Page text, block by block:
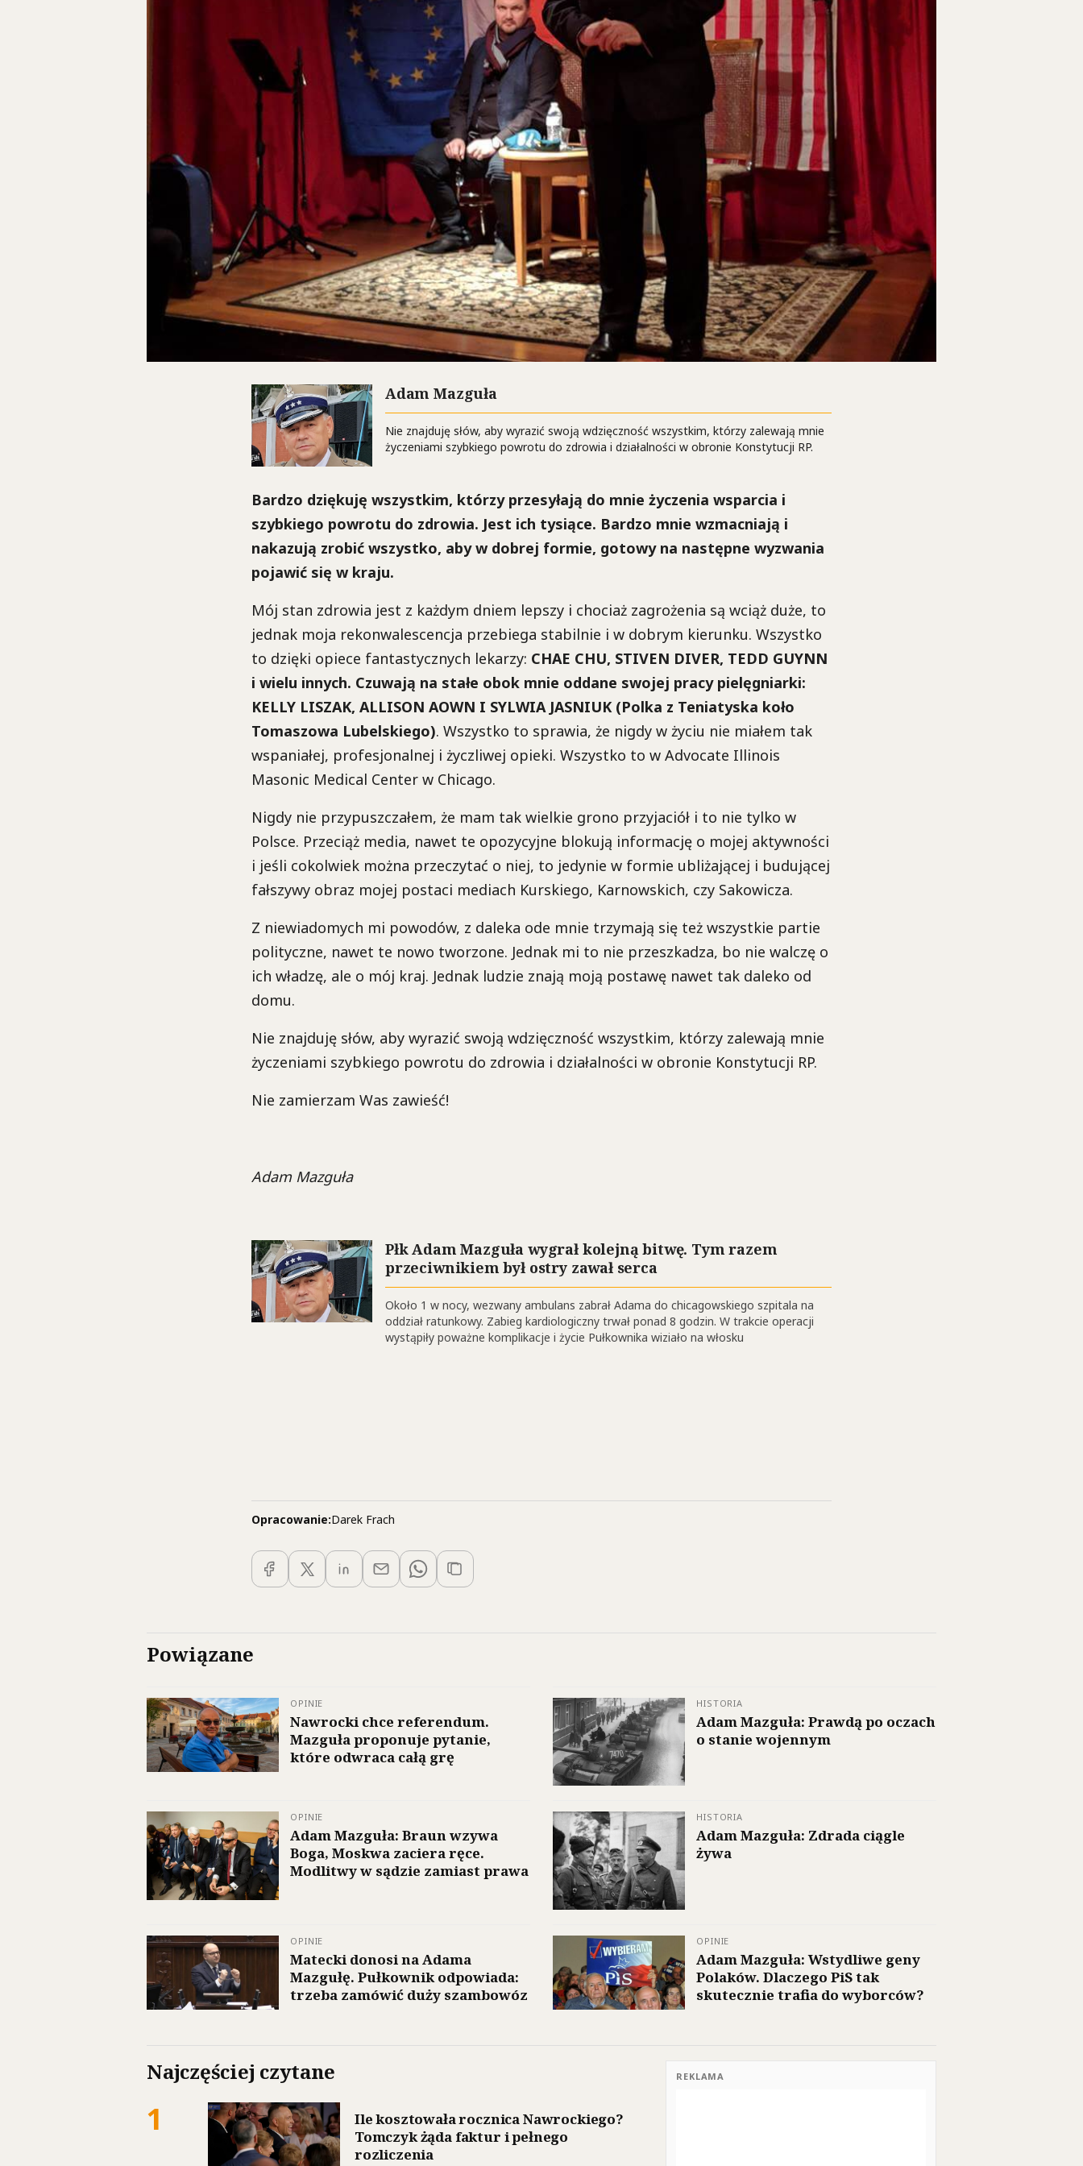
Adam Mazguła
Nie znajduję słów, aby wyrazić swoją wdzięczność wszystkim, którzy zalewają mnie
życzeniami szybkiego powrotu do zdrowia i działalności w obronie Konstytucji RP.
Bardzo dziękuję wszystkim, którzy przesyłają do mnie życzenia wsparcia i
szybkiego powrotu do zdrowia. Jest ich tysiące. Bardzo mnie wzmacniają i
nakazują zrobić wszystko, aby w dobrej formie, gotowy na następne wyzwania
pojawić się w kraju.
Mój stan zdrowia jest z każdym dniem lepszy i chociaż zagrożenia są wciąż duże, to
jednak moja rekonwalescencja przebiega stabilnie i w dobrym kierunku. Wszystko
to dzięki opiece fantastycznych lekarzy: CHAE CHU, STIVEN DIVER, TEDD GUYNN
i wielu innych. Czuwają na stałe obok mnie oddane swojej pracy pielęgniarki:
KELLY LISZAK, ALLISON AOWN I SYLWIA JASNIUK (Polka z Teniatyska koło
Tomaszowa Lubelskiego). Wszystko to sprawia, że nigdy w życiu nie miałem tak
wspaniałej, profesjonalnej i życzliwej opieki. Wszystko to w Advocate Illinois
Masonic Medical Center w Chicago.
Nigdy nie przypuszczałem, że mam tak wielkie grono przyjaciół i to nie tylko w
Polsce. Przeciąż media, nawet te opozycyjne blokują informację o mojej aktywności
i jeśli cokolwiek można przeczytać o niej, to jedynie w formie ubliżającej i budującej
fałszywy obraz mojej postaci mediach Kurskiego, Karnowskich, czy Sakowicza.
Z niewiadomych mi powodów, z daleka ode mnie trzymają się też wszystkie partie
polityczne, nawet te nowo tworzone. Jednak mi to nie przeszkadza, bo nie walczę o
ich władzę, ale o mój kraj. Jednak ludzie znają moją postawę nawet tak daleko od
domu.
Nie znajduję słów, aby wyrazić swoją wdzięczność wszystkim, którzy zalewają mnie
życzeniami szybkiego powrotu do zdrowia i działalności w obronie Konstytucji RP.
Nie zamierzam Was zawieść!
Adam Mazguła
Płk Adam Mazguła wygrał kolejną bitwę. Tym razem
przeciwnikiem był ostry zawał serca
Około 1 w nocy, wezwany ambulans zabrał Adama do chicagowskiego szpitala na
oddział ratunkowy. Zabieg kardiologiczny trwał ponad 8 godzin. W trakcie operacji
wystąpiły poważne komplikacje i życie Pułkownika wiziało na włosku
Opracowanie:Darek Frach
Powiązane
OPINIE
Nawrocki chce referendum.
Mazguła proponuje pytanie,
które odwraca całą grę
HISTORIA
Adam Mazguła: Prawdą po oczach
o stanie wojennym
OPINIE
Adam Mazguła: Braun wzywa
Boga, Moskwa zaciera ręce.
Modlitwy w sądzie zamiast prawa
HISTORIA
Adam Mazguła: Zdrada ciągle
żywa
OPINIE
Matecki donosi na Adama
Mazgułę. Pułkownik odpowiada:
trzeba zamówić duży szambowóz
OPINIE
Adam Mazguła: Wstydliwe geny
Polaków. Dlaczego PiS tak
skutecznie trafia do wyborców?
Najczęściej czytane
1
Ile kosztowała rocznica Nawrockiego?
Tomczyk żąda faktur i pełnego
rozliczenia
REKLAMA